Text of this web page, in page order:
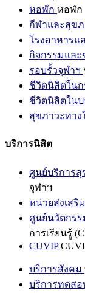
หอพัก หอพัก
กีฬาและสุข
โรงอาหารแ
กิจกรรมและ
รอบรั้วจุฬาฯ
ชีวิตนิสิตในก
ชีวิตนิสิตในป
สุขภาวะทาง
บริการนิสิต
ศูนย์บริการ
จุฬาฯ
หน่วยส่งเสริ
ศูนย์นวัตกรร
การเรียนรู้
CUVIP
บริการสังคม
บริการทดสอ